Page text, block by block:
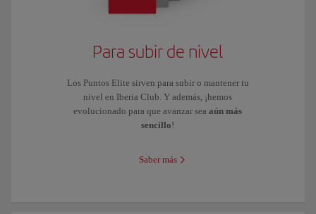
Para subir de nivel
Los Puntos Elite sirven para subir o mantener tu
nivel en Iberia Club. Y además, ¡hemos
evolucionado para que avanzar seaaún más
sencillo!
Saber más